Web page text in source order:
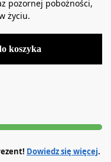
pozornej pobożności,
życiu.
koszyka
Dowiedz się więcej.